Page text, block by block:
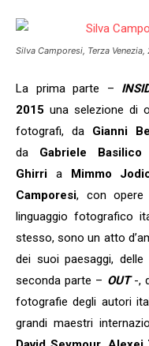
Silva Camporesi, Terza Venezia,
La prima parte –
2015 una selezione di
fotografi, da Gianni
da Gabriele Basilico
Ghirri a Mimmo
Camporesi, con opere
linguaggio fotografico
stesso, sono un atto
dei suoi paesaggi,
seconda parte – OUT-,
fotografie degli autori
grandi maestri